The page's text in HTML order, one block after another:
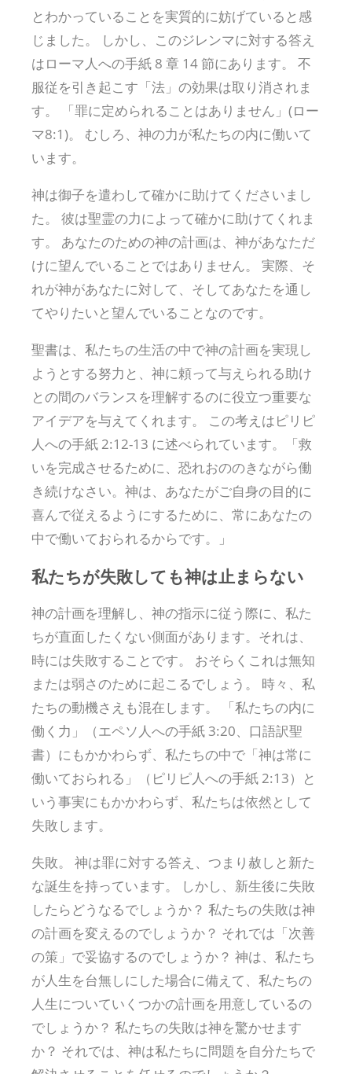
とわかっていることを実質的に妨げていると感
じました。 しかし、このジレンマに対する答え
はローマ人への手紙 8 章 14 節にあります。 不
服従を引き起こす「法」の効果は取り消されま
す。 「罪に定められることはありません」(ロー
マ8:1)。 むしろ、神の力が私たちの内に働いて
います。
神は御子を遣わして確かに助けてくださいまし
た。 彼は聖霊の力によって確かに助けてくれま
す。 あなたのための神の計画は、神があなただ
けに望んでいることではありません。 実際、そ
れが神があなたに対して、そしてあなたを通し
てやりたいと望んでいることなのです。
聖書は、私たちの生活の中で神の計画を実現し
ようとする努力と、神に頼って与えられる助け
との間のバランスを理解するのに役立つ重要な
アイデアを与えてくれます。 この考えはピリピ
人への手紙 2:12-13 に述べられています。「救
いを完成させるために、恐れおののきながら働
き続けなさい。神は、あなたがご自身の目的に
喜んで従えるようにするために、常にあなたの
中で働いておられるからです。」
私たちが失敗しても神は止まらない
神の計画を理解し、神の指示に従う際に、私た
ちが直面したくない側面があります。それは、
時には失敗することです。 おそらくこれは無知
または弱さのために起こるでしょう。 時々、私
たちの動機さえも混在します。 「私たちの内に
働く力」（エペソ人への手紙 3:20、口語訳聖
書）にもかかわらず、私たちの中で「神は常に
働いておられる」（ピリピ人への手紙 2:13）と
いう事実にもかかわらず、私たちは依然として
失敗します。
失敗。 神は罪に対する答え、つまり赦しと新た
な誕生を持っています。 しかし、新生後に失敗
したらどうなるでしょうか？ 私たちの失敗は神
の計画を変えるのでしょうか？ それでは「次善
の策」で妥協するのでしょうか？ 神は、私たち
が人生を台無しにした場合に備えて、私たちの
人生についていくつかの計画を用意しているの
でしょうか？ 私たちの失敗は神を驚かせます
か？ それでは、神は私たちに問題を自分たちで